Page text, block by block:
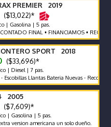
PREMIER 2019
($13,022)*
| Gasolina | 5 pas.
FINAL • FINANCIAMOS • RECIBIMOS
SPORT 2018
($33,696)*
| Diesel | 7 pas.
Llantas Bateria Nuevas - Recor de
2005
($7,609)*
| Gasolina | 5 pas.
americana un solo dueño.